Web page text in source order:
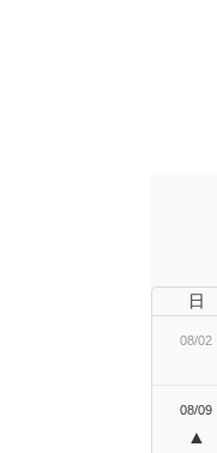
日
08/02
08/09
▲